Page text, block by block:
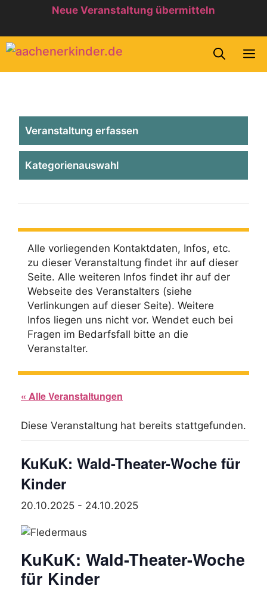
springen
Neue Veranstaltung übermitteln
Veranstaltung erfassen
Kategorienauswahl
Alle vorliegenden Kontaktdaten, Infos, etc.
zu dieser Veranstaltung findet ihr auf dieser
Seite. Alle weiteren Infos findet ihr auf der
Webseite des Veranstalters (siehe
Verlinkungen auf dieser Seite). Weitere
Infos liegen uns nicht vor. Wendet euch bei
Fragen im Bedarfsfall bitte an die
Veranstalter.
« Alle Veranstaltungen
Diese Veranstaltung hat bereits stattgefunden.
KuKuK: Wald-Theater-Woche für
Kinder
20.10.2025 - 24.10.2025
KuKuK: Wald-Theater-Woche
für Kinder